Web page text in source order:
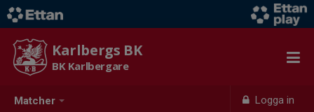
Matcher Logga in
Karlbergs BK
BK Karlbergare